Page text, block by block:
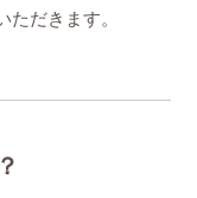
だきます。